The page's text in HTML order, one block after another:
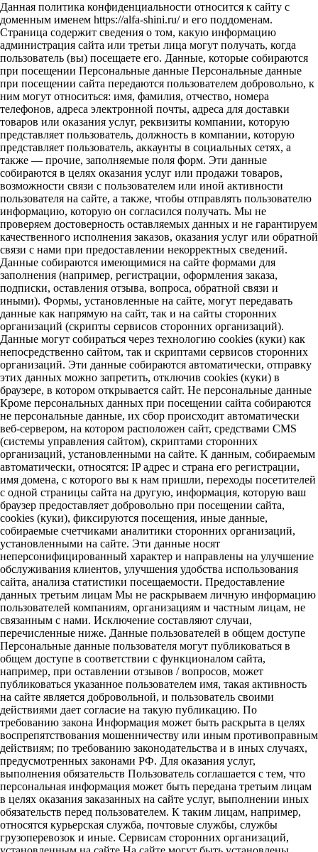
Данная политика конфиденциальности относится к сайту с
доменным именем https://alfa-shini.ru/ и его поддоменам.
Страница содержит сведения о том, какую информацию
администрация сайта или третьи лица могут получать, когда
пользователь (вы) посещаете его. Данные, которые собираются
при посещении Персональные данные Персональные данные
при посещении сайта передаются пользователем добровольно, к
ним могут относиться: имя, фамилия, отчество, номера
телефонов, адреса электронной почты, адреса для доставки
товаров или оказания услуг, реквизиты компании, которую
представляет пользователь, должность в компании, которую
представляет пользователь, аккаунты в социальных сетях, а
также — прочие, заполняемые поля форм. Эти данные
собираются в целях оказания услуг или продажи товаров,
возможности связи с пользователем или иной активности
пользователя на сайте, а также, чтобы отправлять пользователю
информацию, которую он согласился получать. Мы не
проверяем достоверность оставляемых данных и не гарантируем
качественного исполнения заказов, оказания услуг или обратной
связи с нами при предоставлении некорректных сведений.
Данные собираются имеющимися на сайте формами для
заполнения (например, регистрации, оформления заказа,
подписки, оставления отзыва, вопроса, обратной связи и
иными). Формы, установленные на сайте, могут передавать
данные как напрямую на сайт, так и на сайты сторонних
организаций (скрипты сервисов сторонних организаций).
Данные могут собираться через технологию cookies (куки) как
непосредственно сайтом, так и скриптами сервисов сторонних
организаций. Эти данные собираются автоматически, отправку
этих данных можно запретить, отключив cookies (куки) в
браузере, в котором открывается сайт. Не персональные данные
Кроме персональных данных при посещении сайта собираются
не персональные данные, их сбор происходит автоматически
веб-сервером, на котором расположен сайт, средствами CMS
(системы управления сайтом), скриптами сторонних
организаций, установленными на сайте. К данным, собираемым
автоматически, относятся: IP адрес и страна его регистрации,
имя домена, с которого вы к нам пришли, переходы посетителей
с одной страницы сайта на другую, информация, которую ваш
браузер предоставляет добровольно при посещении сайта,
cookies (куки), фиксируются посещения, иные данные,
собираемые счетчиками аналитики сторонних организаций,
установленными на сайте. Эти данные носят
неперсонифицированный характер и направлены на улучшение
обслуживания клиентов, улучшения удобства использования
сайта, анализа статистики посещаемости. Предоставление
данных третьим лицам Мы не раскрываем личную информацию
пользователей компаниям, организациям и частным лицам, не
связанным с нами. Исключение составляют случаи,
перечисленные ниже. Данные пользователей в общем доступе
Персональные данные пользователя могут публиковаться в
общем доступе в соответствии с функционалом сайта,
например, при оставлении отзывов / вопросов, может
публиковаться указанное пользователем имя, такая активность
на сайте является добровольной, и пользователь своими
действиями дает согласие на такую публикацию. По
требованию закона Информация может быть раскрыта в целях
воспрепятствования мошенничеству или иным противоправным
действиям; по требованию законодательства и в иных случаях,
предусмотренных законами РФ. Для оказания услуг,
выполнения обязательств Пользователь соглашается с тем, что
персональная информация может быть передана третьим лицам
в целях оказания заказанных на сайте услуг, выполнении иных
обязательств перед пользователем. К таким лицам, например,
относятся курьерская служба, почтовые службы, службы
грузоперевозок и иные. Сервисам сторонних организаций,